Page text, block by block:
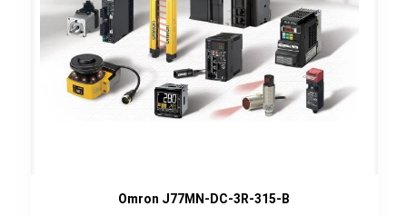
Omron J77MN-DC-3R-315-B